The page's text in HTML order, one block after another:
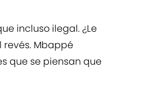
incluso ilegal. ¿Le
Mbappé
que se piensan que